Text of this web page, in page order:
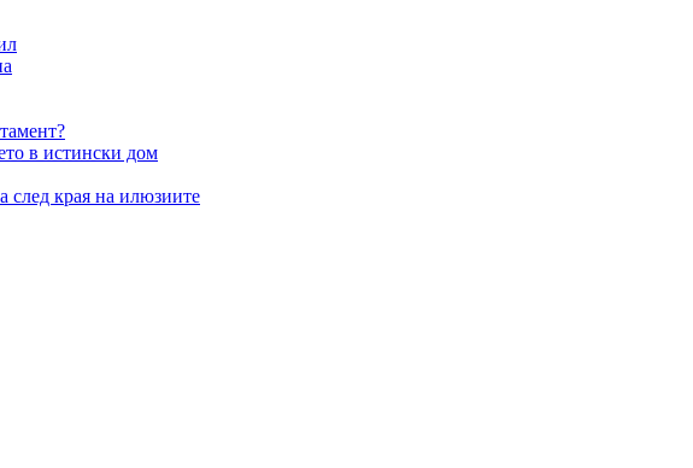
в истински дом
след края на илюзиите